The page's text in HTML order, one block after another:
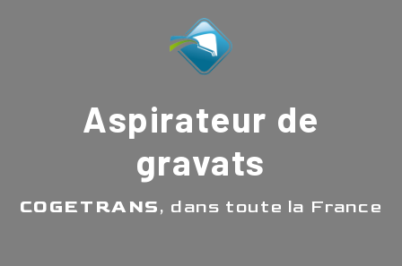
Aspirateur de
gravats
COGETRANS, dans toute la France